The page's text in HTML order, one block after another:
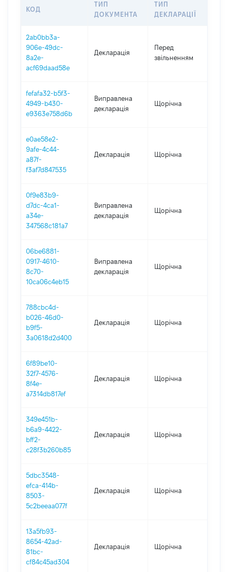
КОД
ТИП
ДОКУМЕНТА
ТИП
ДЕКЛАРАЦІЇ
2ab0bb3a-
906e-49dc-
8a2e-
acf69daad58e
Декларація
Перед
звільненням
fefafa32-b5f3-
4949-b430-
e9363e758d6b
Виправлена
декларація
Щорічна
e0ae58e2-
9afe-4c44-
a87f-
f3af7d847535
Декларація Щорічна
0f9e83b9-
d7dc-4ca1-
a34e-
347568c181a7
Виправлена
декларація
Щорічна
06be6881-
0917-4610-
8c70-
10ca06c4eb15
Виправлена
декларація
Щорічна
788cbc4d-
b026-46d0-
b9f5-
3a0618d2d400
Декларація Щорічна
6f89be10-
32f7-4576-
8f4e-
a7314db817ef
Декларація Щорічна
349e451b-
b6a9-4422-
bff2-
c28f3b260b85
Декларація Щорічна
5dbc3548-
efca-414b-
8503-
5c2beeaa077f
Декларація Щорічна
13a5fb93-
8654-42ad-
81bc-
cf84c45ad304
Декларація Щорічна